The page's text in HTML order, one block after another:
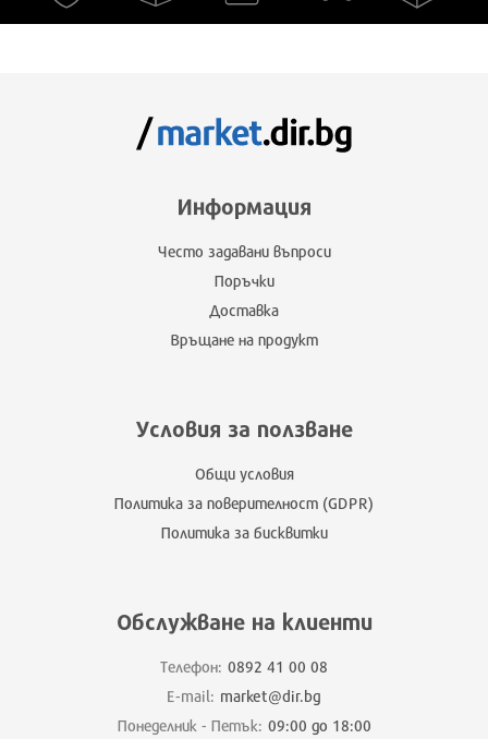
Информация
Често задавани въпроси
Поръчки
Доставка
Връщане на продукт
Условия за ползване
Общи условия
Политика за поверителност (GDPR)
Политика за бисквитки
Обслужване на клиенти
Телефон: 0892 41 00 08
E-mail: market@dir.bg
Понеделник - Петък: 09:00 до 18:00